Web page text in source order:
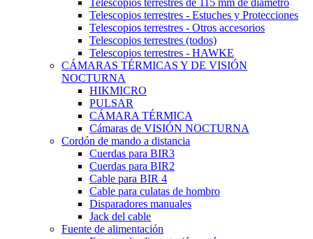
Telescopios terrestres de 115 mm de diámetro
Telescopios terrestres - Estuches y Protecciones
Telescopios terrestres - Otros accesorios
Telescopios terrestres (todos)
Telescopios terrestres - HAWKE
CÁMARAS TÉRMICAS Y DE VISIÓN
NOCTURNA
HIKMICRO
PULSAR
CÁMARA TÉRMICA
Cámaras de VISIÓN NOCTURNA
Cordón de mando a distancia
Cuerdas para BIR3
Cuerdas para BIR2
Cable para BIR 4
Cable para culatas de hombro
Disparadores manuales
Jack del cable
Fuente de alimentación